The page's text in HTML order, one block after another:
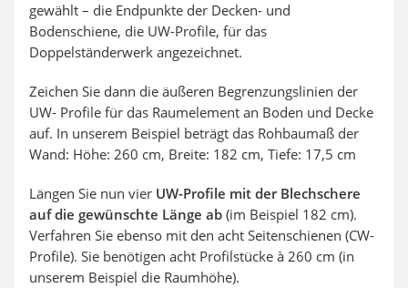
gewählt – die Endpunkte der Decken- und
Bodenschiene, die UW-Profile, für das
Doppelständerwerk angezeichnet.
Zeichen Sie dann die äußeren Begrenzungslinien der
UW- Profile für das Raumelement an Boden und Decke
auf. In unserem Beispiel beträgt das Rohbaumaß der
Wand: Höhe: 260 cm, Breite: 182 cm, Tiefe: 17,5 cm
Längen Sie nun vier UW-Profile mit der Blechschere
auf die gewünschte Länge ab (im Beispiel 182 cm).
Verfahren Sie ebenso mit den acht Seitenschienen (CW-
Profile). Sie benötigen acht Profilstücke à 260 cm (in
unserem Beispiel die Raumhöhe).